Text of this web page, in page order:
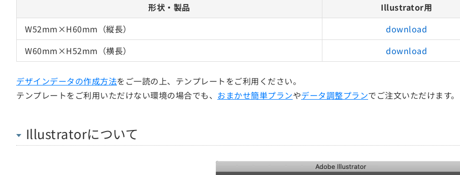
形状・製品 Illustrator用
W52mm×H60mm（縦長）
download
W60mm×H52mm（横長）
download
デザインデータの作成方法をご一読の上、テンプレートをご利用ください。
テンプレートをご利用いただけない環境の場合でも、 おまかせ簡単プランやデータ調整プランでご注文いただけます。
Illustratorについて